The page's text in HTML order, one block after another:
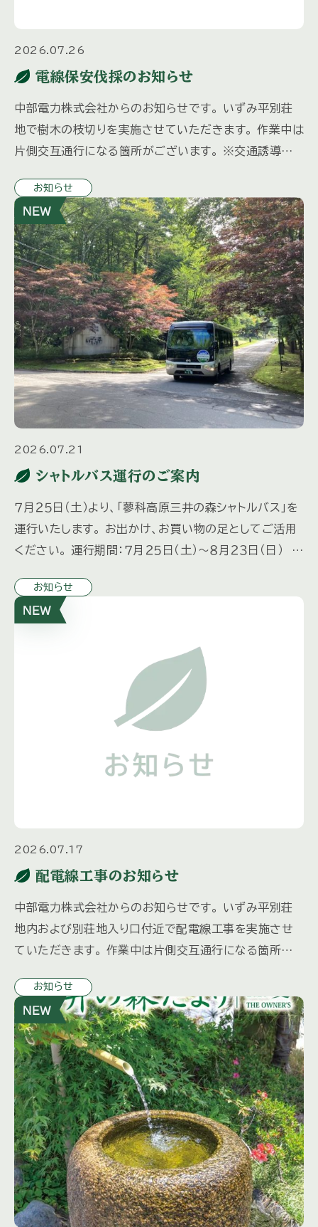
2026.07.26
電線保安伐採のお知らせ
中部電力株式会社からのお知らせです。 いずみ平別荘
地で樹木の枝切りを実施させていただきます。 作業中は
片側交互通行になる箇所がございます。 ※交通誘導員
等でご迷惑をおか […]
お知らせ
2026.07.21
シャトルバス運行のご案内
７月２５日（土）より、「蓼科高原三井の森シャトルバス」を
運行いたします。 お出かけ、お買い物の足としてご活用
ください。 運行期間：７月２５日（土）～８月２３日（日） 毎
お知らせ
2026.07.17
配電線工事のお知らせ
中部電力株式会社からのお知らせです。 いずみ平別荘
地内および別荘地入り口付近で配電線工事を実施させ
ていただきます。 作業中は片側交互通行になる箇所が
を使用するため振動 […]
お知らせ